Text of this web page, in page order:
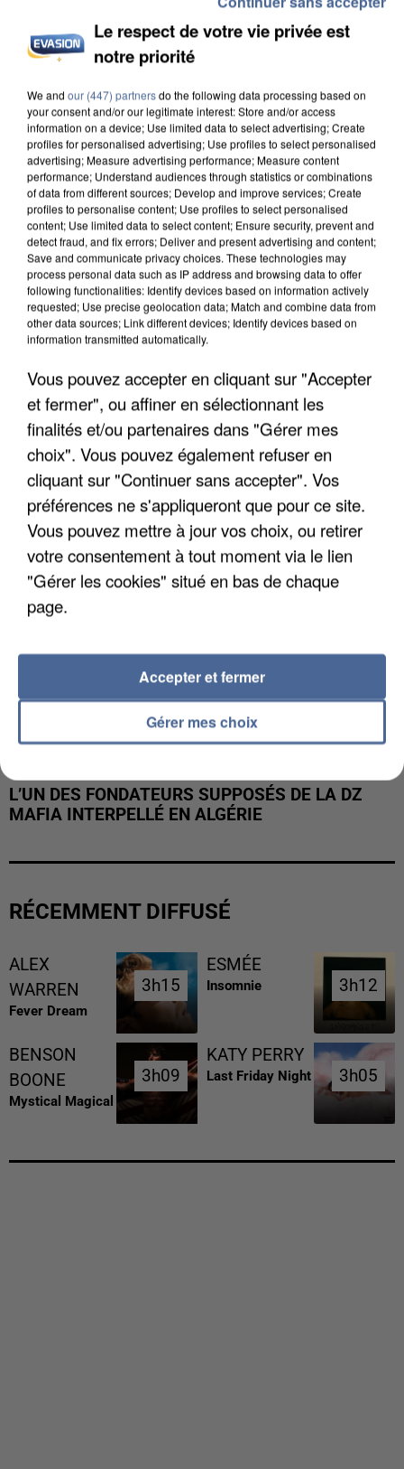
INCENDIES : L’ÎLE-DE-FRANCE LANCE UN ÉLAN
DE SOLIDARITÉ AVEC LES...
APRÈS TOUTES CES CANICULES, LES REFUGES
DE FAUNE SAUVAGE SONT...
L’UN DES FONDATEURS SUPPOSÉS DE LA DZ
MAFIA INTERPELLÉ EN ALGÉRIE
RÉCEMMENT DIFFUSÉ
ALEX
WARREN
Fever Dream
3h15
3h15
ESMÉE
Insomnie 3h12
3h12
BENSON
BOONE
Mystical Magical
3h09
3h09
KATY PERRY
Last Friday Night 3h05
3h05
Le respect de votre vie privée est
notre priorité
We and our (447) partnersdo the following data processing based on
your consent and/or our legitimate interest: Store and/or access
information on a device; Use limited data to select advertising; Create
profiles for personalised advertising; Use profiles to select personalised
advertising; Measure advertising performance; Measure content
performance; Understand audiences through statistics or combinations
of data from different sources; Develop and improve services; Create
profiles to personalise content; Use profiles to select personalised
content; Use limited data to select content; Ensure security, prevent and
detect fraud, and fix errors; Deliver and present advertising and content;
Save and communicate privacy choices. These technologies may
process personal data such as IP address and browsing data to offer
following functionalities: Identify devices based on information actively
requested; Use precise geolocation data; Match and combine data from
other data sources; Link different devices; Identify devices based on
information transmitted automatically.
Vous pouvez accepter en cliquant sur "Accepter
et fermer", ou affiner en sélectionnant les
finalités et/ou partenaires dans "Gérer mes
choix". Vous pouvez également refuser en
cliquant sur "Continuer sans accepter". Vos
préférences ne s'appliqueront que pour ce site.
Vous pouvez mettre à jour vos choix, ou retirer
votre consentement à tout moment via le lien
"Gérer les cookies" situé en bas de chaque
page.
Gérer mes choix
Accepter et fermer